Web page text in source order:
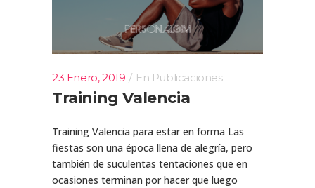
23 Enero, 2019 En Publicaciones
Training Valencia
Training Valencia para estar en forma Las
fiestas son una época llena de alegría, pero
también de suculentas tentaciones que en
ocasiones terminan por hacer que luego